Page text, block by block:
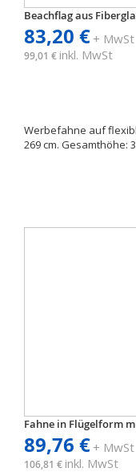
Beachflag aus
83,20 €+ MwSt
99,01 € inkl. MwSt
Werbefahne auf
269 cm. Gesamthöhe:
Fahne in Flügelform
89,76 €+ MwSt
106,81 € inkl. MwSt